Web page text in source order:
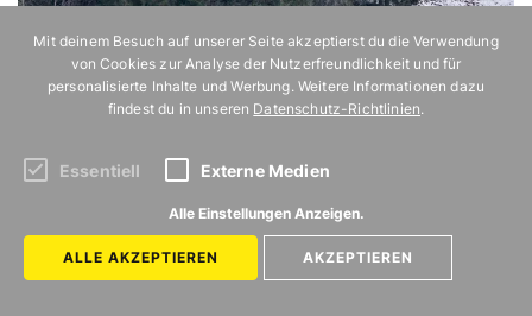
Mit deinem Besuch auf unserer Seite akzeptierst du die Verwendung
von Cookies zur Analyse der Nutzerfreundlichkeit und für
personalisierte Inhalte und Werbung. Weitere Informationen dazu
findest du in unseren Datenschutz-Richtlinien.
Essentiell Externe Medien
Alle Einstellungen Anzeigen.
ALLE AKZEPTIEREN AKZEPTIEREN